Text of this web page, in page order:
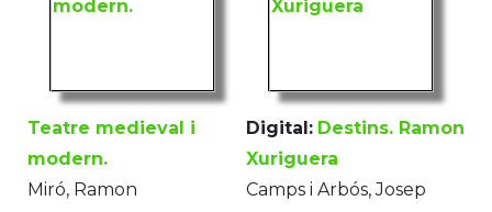
Teatre medieval i
modern.
Miró, Ramon
Digital: Destins. Ramon
Xuriguera
Camps i Arbós, Josep